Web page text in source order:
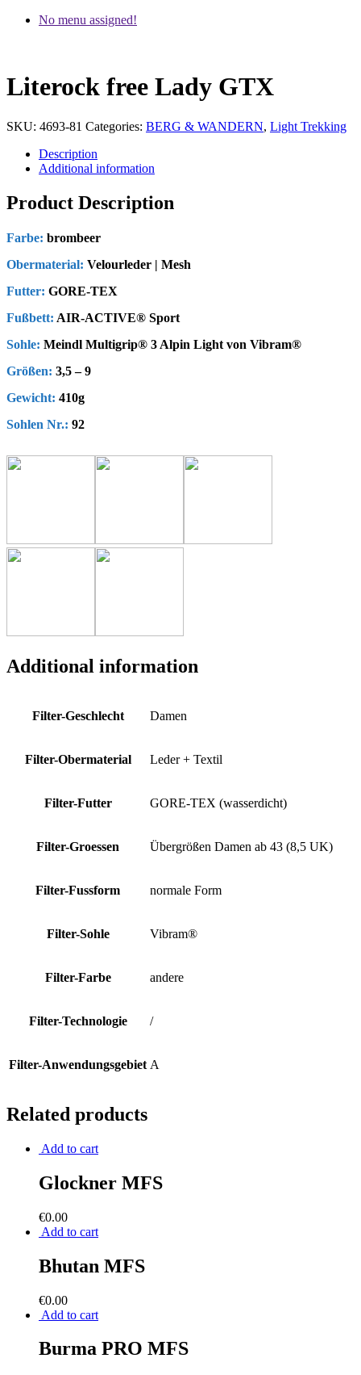
No menu assigned!
Literock free Lady GTX
SKU: 4693-81 Categories: BERG & WANDERN, Light Trekking
Description
Additional information
Product Description
Farbe: brombeer
Obermaterial: Velourleder | Mesh
Futter: GORE-TEX
Fußbett: AIR-ACTIVE® Sport
Sohle: Meindl Multigrip® 3 Alpin Light von Vibram®
Größen: 3,5 – 9
Gewicht: 410g
Sohlen Nr.: 92
Additional information
Filter-Geschlecht Damen
Filter-Obermaterial Leder + Textil
Filter-Futter GORE-TEX (wasserdicht)
Filter-Groessen Übergrößen Damen ab 43 (8,5 UK)
Filter-Fussform normale Form
Filter-Sohle Vibram®
Filter-Farbe andere
Filter-Technologie /
Filter-Anwendungsgebiet A
Related products
Add to cart
Glockner MFS
€0.00
Add to cart
Bhutan MFS
€0.00
Add to cart
Burma PRO MFS